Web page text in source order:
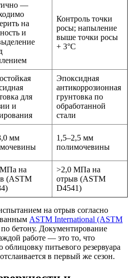
—
на
и
Контроль точки
росы; напыление
выше точки росы
+ 3°C
для
и
Эпоксидная
антикоррозионная
грунтовка по
обработанной
стали
мм
1,5–2,5 мм
полимочевины
на
(ASTM
>2,0 МПа на
отрыв (ASTM
D4541)
на отрыв согласно
ASTM International (ASTM
бетону. Документирование
работе — это то, что
питьевого резервуара
в первый же сезон.